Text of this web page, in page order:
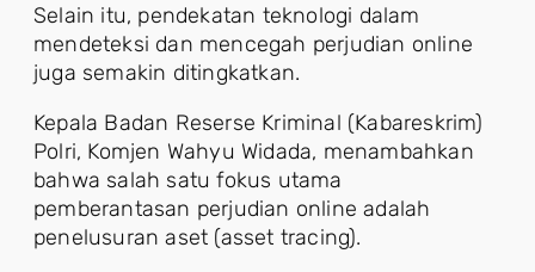
Selain itu, pendekatan teknologi dalam
mendeteksi dan mencegah perjudian online
juga semakin ditingkatkan.
Kepala Badan Reserse Kriminal (Kabareskrim)
Polri, Komjen Wahyu Widada, menambahkan
bahwa salah satu fokus utama
pemberantasan perjudian online adalah
penelusuran aset (asset tracing).